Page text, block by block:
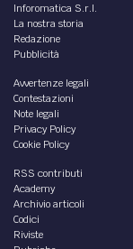
Inforomatica S.r.l.
La nostra storia
Redazione
Pubblicità
Avvertenze legali
Contestazioni
Note legali
Privacy Policy
Cookie Policy
RSS contributi
Academy
Archivio articoli
Codici
Riviste